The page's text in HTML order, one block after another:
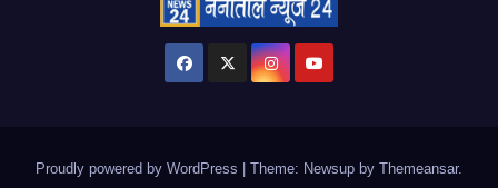
Proudly powered by WordPress | Theme: Newsup by Themeansar.